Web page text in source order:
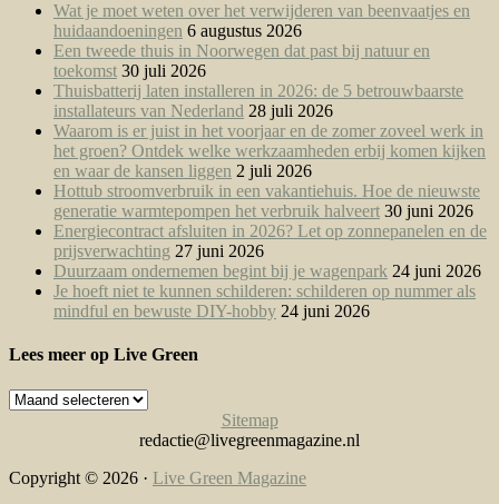
Wat je moet weten over het verwijderen van beenvaatjes en
huidaandoeningen 6 augustus 2026
Een tweede thuis in Noorwegen dat past bij natuur en
toekomst 30 juli 2026
Thuisbatterij laten installeren in 2026: de 5 betrouwbaarste
installateurs van Nederland 28 juli 2026
Waarom is er juist in het voorjaar en de zomer zoveel werk in
het groen? Ontdek welke werkzaamheden erbij komen kijken
en waar de kansen liggen 2 juli 2026
Hottub stroomverbruik in een vakantiehuis. Hoe de nieuwste
generatie warmtepompen het verbruik halveert 30 juni 2026
Energiecontract afsluiten in 2026? Let op zonnepanelen en de
prijsverwachting 27 juni 2026
Duurzaam ondernemen begint bij je wagenpark 24 juni 2026
Je hoeft niet te kunnen schilderen: schilderen op nummer als
mindful en bewuste DIY-hobby 24 juni 2026
Lees meer op Live Green
Lees
Green
Sitemap
redactie@livegreenmagazine.nl
Copyright © 2026 · Live Green Magazine